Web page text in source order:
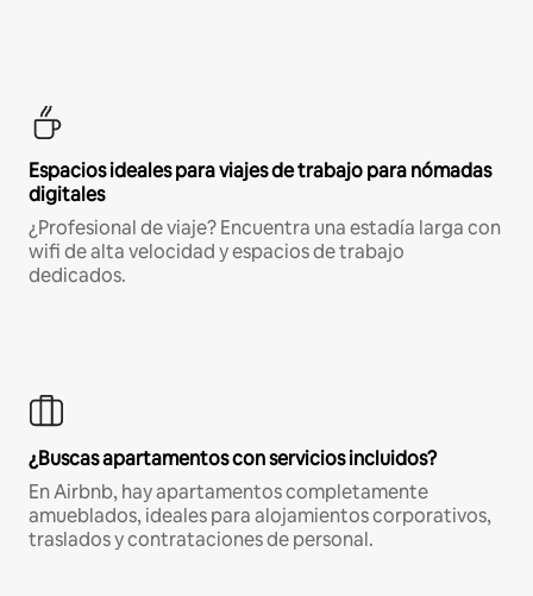
Espacios ideales para viajes de trabajo para nómadas
digitales
¿Profesional de viaje? Encuentra una estadía larga con
wifi de alta velocidad y espacios de trabajo
dedicados.
¿Buscas apartamentos con servicios incluidos?
En Airbnb, hay apartamentos completamente
amueblados, ideales para alojamientos corporativos,
traslados y contrataciones de personal.